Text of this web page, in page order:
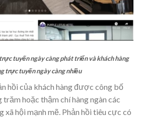
tuyến ngày càng phát triển và khách hàng
trực tuyến ngày càng nhiều
hồi của khách hàng được công bố
hoặc thậm chí hàng ngàn các
xã hội mạnh mẽ. Phản hồi tiêu cực có